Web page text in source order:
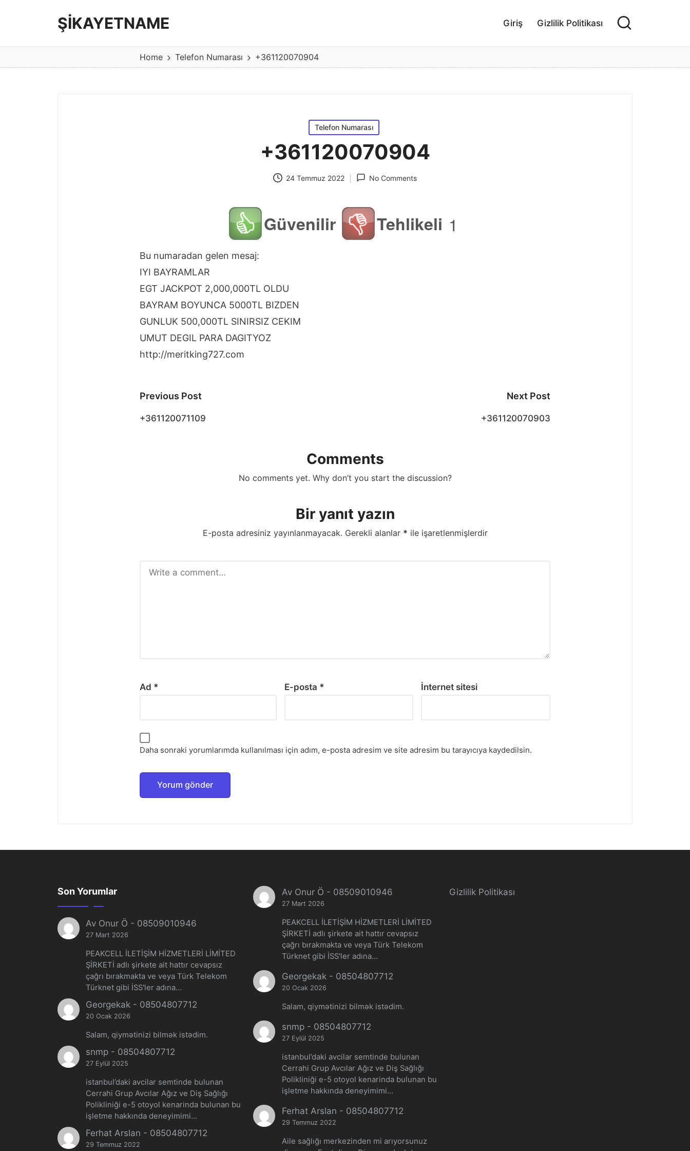
ŞİKAYETNAME Giriş Gizlilik Politikası
Home Telefon Numarası +361120070904
Posted
Telefon Numarası
+361120070904
24 Temmuz 2022 No Comments
Güvenilir Tehlikeli 1
Bu numaradan gelen mesaj:
IYI BAYRAMLAR
EGT JACKPOT 2,000,000TL OLDU
BAYRAM BOYUNCA 5000TL BIZDEN
GUNLUK 500,000TL SINIRSIZ CEKIM
UMUT DEGIL PARA DAGITYOZ
http://meritking727.com
Post
navigation
Previous Post
+361120071109
Next Post
+361120070903
Comments
No comments yet. Why don’t you start the discussion?
Bir yanıt yazın
E-posta adresiniz yayınlanmayacak. Gerekli alanlar * ile işaretlenmişlerdir
Ad * E-posta * İnternet sitesi
Daha sonraki yorumlarımda kullanılması için adım, e-posta adresim ve site adresim bu tarayıcıya kaydedilsin.
Son Yorumlar
Av Onur Ö - 08509010946
27 Mart 2026
PEAKCELL İLETİŞİM HİZMETLERİ LİMİTED
ŞİRKETİ adlı şirkete ait hattır cevapsız
çağrı bırakmakta ve veya Türk Telekom
Türknet gibi İSS'ler adına…
Georgekak - 08504807712
20 Ocak 2026
Salam, qiymətinizi bilmək istədim.
snmp - 08504807712
27 Eylül 2025
istanbul’daki avcilar semtinde bulunan
Cerrahi Grup Avcılar Ağız ve Diş Sağlığı
Polikliniği e-5 otoyol kenarinda bulunan bu
işletme hakkında deneyimimi…
Ferhat Arslan - 08504807712
29 Temmuz 2022
Av Onur Ö - 08509010946
27 Mart 2026
PEAKCELL İLETİŞİM HİZMETLERİ LİMİTED
ŞİRKETİ adlı şirkete ait hattır cevapsız
çağrı bırakmakta ve veya Türk Telekom
Türknet gibi İSS'ler adına…
Georgekak- 08504807712
20 Ocak 2026
Salam, qiymətinizi bilmək istədim.
snmp- 08504807712
27 Eylül 2025
istanbul’daki avcilar semtinde bulunan
Cerrahi Grup Avcılar Ağız ve Diş Sağlığı
Polikliniği e-5 otoyol kenarinda bulunan bu
işletme hakkında deneyimimi…
Ferhat Arslan - 08504807712
29 Temmuz 2022
Aile sağlığı merkezinden mi arıyorsunuz
Gizlilik Politikası